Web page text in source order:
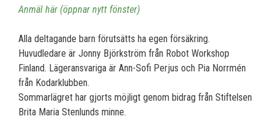
Anmäl här (öppnar nytt fönster)
Alla deltagande barn förutsätts ha egen försäkring.
Huvudledare är Jonny Björkström från Robot Workshop
Finland. Lägeransvariga är Ann-Sofi Perjus och Pia Norrmén
från Kodarklubben.
Sommarlägret har gjorts möjligt genom bidrag från Stiftelsen
Brita Maria Stenlunds minne.